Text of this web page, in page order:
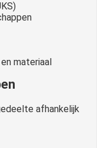
materiaal
afhankelijk